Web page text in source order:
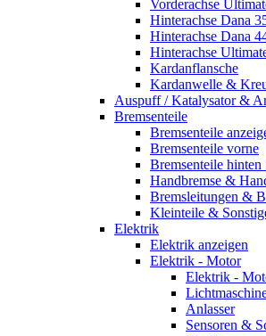
Vorderachse
Hinterachse Dana
Hinterachse Dana
Hinterachse
Kardanflansche
Kardanwelle &
Auspuff / Katalysator &
Bremsenteile
Bremsenteile
Bremsenteile vorne
Bremsenteile hinten
Handbremse &
Bremsleitungen &
Kleinteile &
Elektrik
Elektrik anzeigen
Elektrik - Motor
Elektrik -
Anlasser
Sensoren &